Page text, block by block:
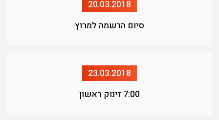
20.03.2018
סיום הרשמה למרוץ
23.03.2018
7:00 זינוק ראשון